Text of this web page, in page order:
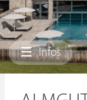
Infos